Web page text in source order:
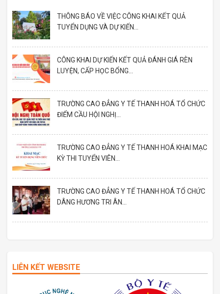
THÔNG BÁO VỀ VIỆC CÔNG KHAI KẾT QUẢ
TUYỂN DỤNG VÀ DỰ KIẾN...
CÔNG KHAI DỰ KIẾN KẾT QUẢ ĐÁNH GIÁ RÈN
LUYỆN, CẤP HỌC BỔNG...
TRƯỜNG CAO ĐẲNG Y TẾ THANH HOÁ TỔ CHỨC
ĐIỂM CẦU HỘI NGHỊ...
TRƯỜNG CAO ĐẲNG Y TẾ THANH HOÁ KHAI MẠC
KỲ THI TUYỂN VIÊN...
TRƯỜNG CAO ĐẲNG Y TẾ THANH HOÁ TỔ CHỨC
DÂNG HƯƠNG TRI ÂN...
LIÊN KẾT WEBSITE